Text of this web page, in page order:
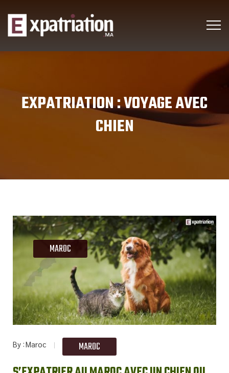
EXPATRIATION :VOYAGE AVEC
CHIEN
MAROC
By Maroc MAROC